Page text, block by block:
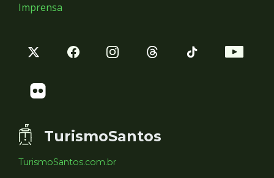
Imprensa
TurismoSantos
TurismoSantos.com.br